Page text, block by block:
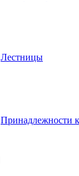
Лестницы
Принадлежности